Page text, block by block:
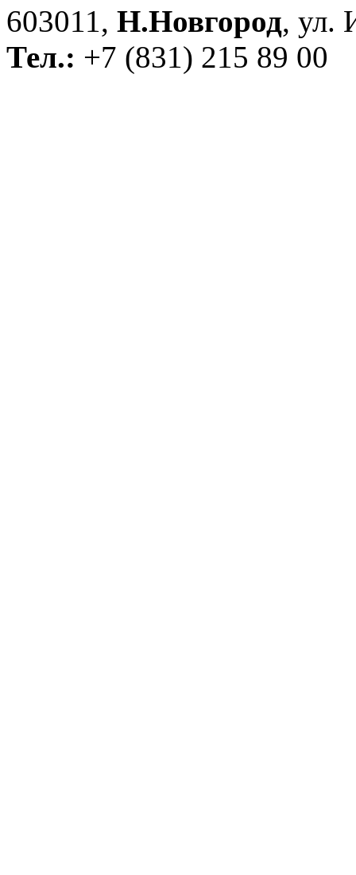
603011, Н.Новгород, ул.
Тел.: +7 (831) 215 89 00